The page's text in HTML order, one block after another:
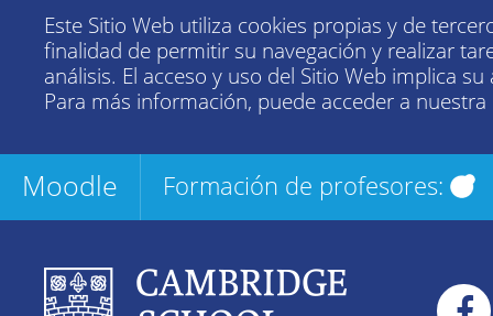
Este Sitio Web utiliza cookies propias y de
finalidad de permitir su navegación y realizar
análisis. El acceso y uso del Sitio Web implica su
Para más información, puede acceder a nuestra
Moodle Formación de profesores: